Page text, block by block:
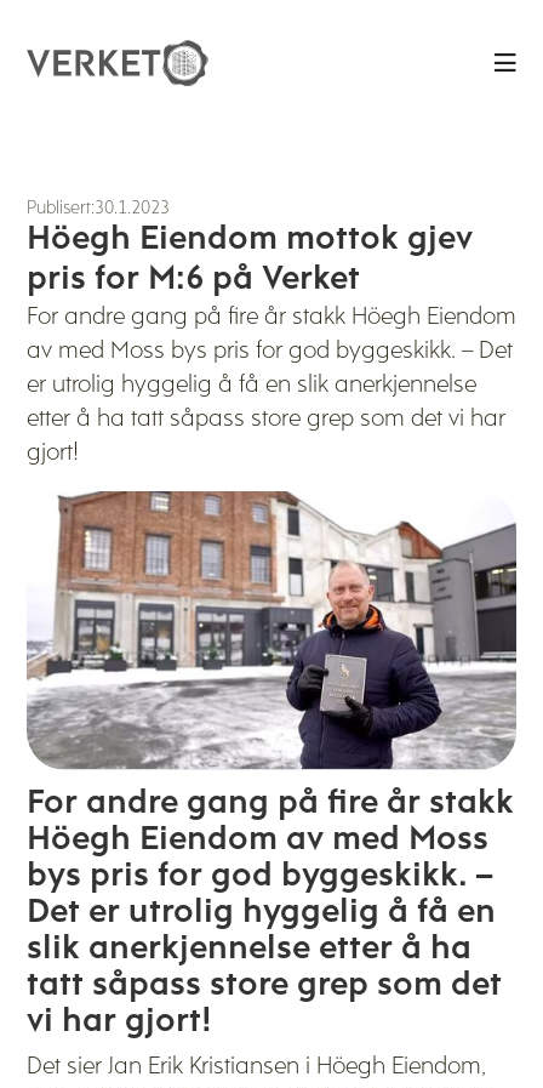

Publisert:30.1.2023
Höegh Eiendom mottok gjev
pris for M:6 på Verket
For andre gang på fire år stakk Höegh Eiendom
av med Moss bys pris for god byggeskikk. – Det
er utrolig hyggelig å få en slik anerkjennelse
etter å ha tatt såpass store grep som det vi har
gjort!
For andre gang på fire år stakk
Höegh Eiendom av med Moss
bys pris for god byggeskikk. –
Det er utrolig hyggelig å få en
slik anerkjennelse etter å ha
tatt såpass store grep som det
vi har gjort!
Det sier Jan Erik Kristiansen i Höegh Eiendom,